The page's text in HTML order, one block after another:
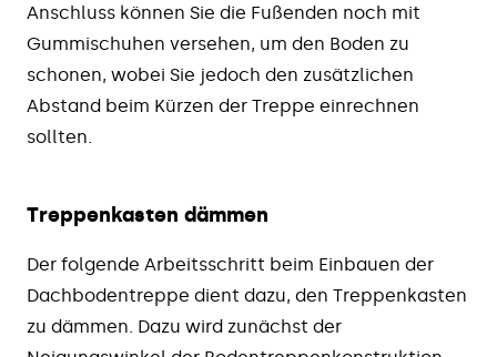
Anschluss können Sie die Fußenden noch mit
Gummischuhen versehen, um den Boden zu
schonen, wobei Sie jedoch den zusätzlichen
Abstand beim Kürzen der Treppe einrechnen
sollten.
Treppenkasten dämmen
Der folgende Arbeitsschritt beim Einbauen der
Dachbodentreppe dient dazu, den Treppenkasten
zu dämmen. Dazu wird zunächst der